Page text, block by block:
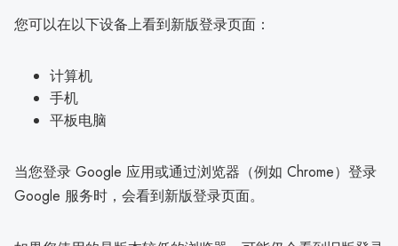
您可以在以下设备上看到新版登录页面：
计算机
手机
平板电脑
当您登录 Google 应用或通过浏览器（例如 Chrome）登录
Google 服务时，会看到新版登录页面。